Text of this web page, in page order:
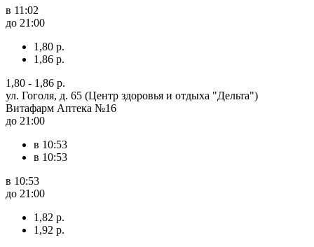
в 11:02
до 21:00
1,80 р.
1,86 р.
1,80 - 1,86 р.
ул. Гоголя, д. 65 (Центр здоровья и отдыха "Дельта")
Витафарм Аптека №16
до 21:00
в 10:53
в 10:53
в 10:53
до 21:00
1,82 р.
1,92 р.